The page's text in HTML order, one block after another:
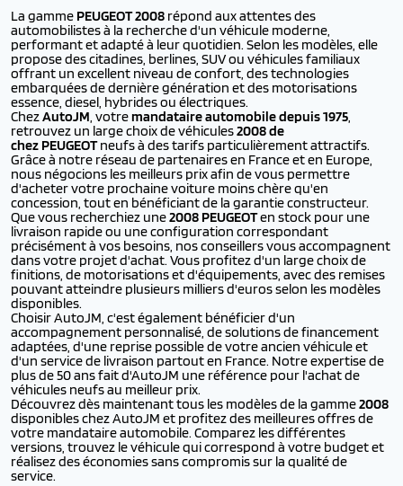
La gamme PEUGEOT2008 répond aux attentes des
automobilistes à la recherche d'un véhicule moderne,
performant et adapté à leur quotidien. Selon les modèles, elle
propose des citadines, berlines, SUV ou véhicules familiaux
offrant un excellent niveau de confort, des technologies
embarquées de dernière génération et des motorisations
essence, diesel, hybrides ou électriques.
ChezAutoJM, votremandataire automobile depuis 1975,
retrouvez un large choix de véhicules2008 de
chez PEUGEOTneufs à des tarifs particulièrement attractifs.
Grâce à notre réseau de partenaires en France et en Europe,
nous négocions les meilleurs prix afin de vous permettre
d'acheter votre prochaine voiture moins chère qu'en
concession, tout en bénéficiant de la garantie constructeur.
Que vous recherchiez une2008 PEUGEOTen stock pour une
livraison rapide ou une configuration correspondant
précisément à vos besoins, nos conseillers vous accompagnent
dans votre projet d'achat. Vous profitez d'un large choix de
finitions, de motorisations et d'équipements, avec des remises
pouvant atteindre plusieurs milliers d'euros selon les modèles
disponibles.
Choisir AutoJM, c'est également bénéficier d'un
accompagnement personnalisé, de solutions de financement
adaptées, d'une reprise possible de votre ancien véhicule et
d'un service de livraison partout en France. Notre expertise de
plus de 50 ans fait d'AutoJM une référence pour l'achat de
véhicules neufs au meilleur prix.
Découvrez dès maintenant tous les modèles de la gamme2008
disponibles chez AutoJM et profitez des meilleures offres de
votre mandataire automobile. Comparez les différentes
versions, trouvez le véhicule qui correspond à votre budget et
réalisez des économies sans compromis sur la qualité de
service.